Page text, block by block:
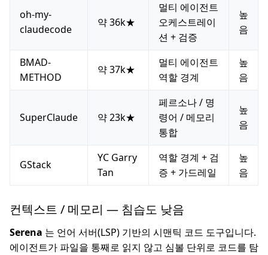
oh-my-
claudecode
약 36k★
멀티 에이전트
오케스트레이
션 + 검증
높
음
BMAD-
METHOD
약 37k★
멀티 에이전트
역할 경계
높
음
SuperClaude 약 23k★
페르소나 / 명
령어 / 메모리
통합
높
음
GStack
YC Garry
Tan
역할 경계 + 검
증 + 가드레일
높
음
컨텍스트 / 메모리 — 침습도 낮음
Serena 는 언어 서버(LSP) 기반의 시맨틱 코드 도구입니다.
에이전트가 파일을 통째로 읽지 않고 심볼 단위로 코드를 탐